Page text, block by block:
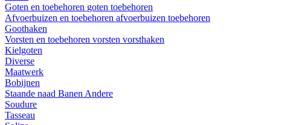
Goten en toebehoren goten toebehoren
Afvoerbuizen en toebehoren afvoerbuizen toebehoren
Goothaken
Vorsten en toebehoren vorsten vorsthaken
Kielgoten
Diverse
Maatwerk
Bobijnen
Staande naad Banen Andere
Soudure
Tasseau